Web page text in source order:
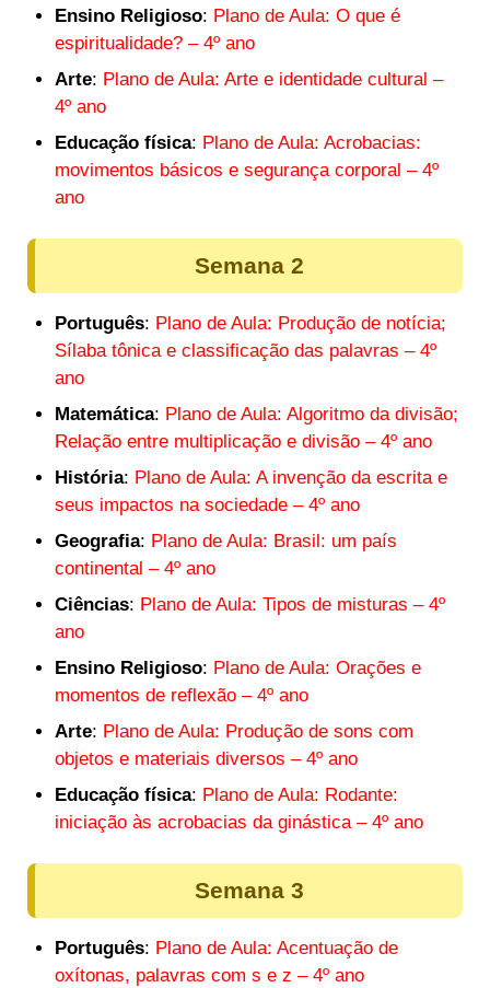
Ensino Religioso: Plano de Aula: O que é
espiritualidade? – 4º ano
Arte: Plano de Aula: Arte e identidade cultural –
4º ano
Educação física: Plano de Aula: Acrobacias:
movimentos básicos e segurança corporal – 4º
ano
Semana 2
Português: Plano de Aula: Produção de notícia;
Sílaba tônica e classificação das palavras – 4º
ano
Matemática: Plano de Aula: Algoritmo da divisão;
Relação entre multiplicação e divisão – 4º ano
História: Plano de Aula: A invenção da escrita e
seus impactos na sociedade – 4º ano
Geografia: Plano de Aula: Brasil: um país
continental – 4º ano
Ciências: Plano de Aula: Tipos de misturas – 4º
ano
Ensino Religioso: Plano de Aula: Orações e
momentos de reflexão – 4º ano
Arte: Plano de Aula: Produção de sons com
objetos e materiais diversos – 4º ano
Educação física: Plano de Aula: Rodante:
iniciação às acrobacias da ginástica – 4º ano
Semana 3
Português: Plano de Aula: Acentuação de
oxítonas, palavras com s e z – 4º ano